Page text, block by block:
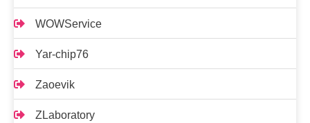
WOWService
Yar-chip76
Zaoevik
ZLaboratory